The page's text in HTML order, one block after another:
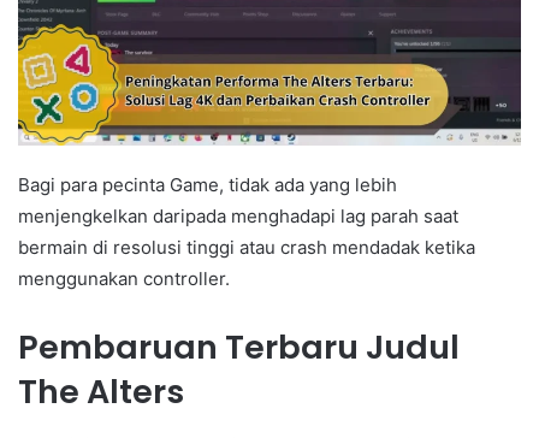
Bagi para pecinta Game, tidak ada yang lebih
menjengkelkan daripada menghadapi lag parah saat
bermain di resolusi tinggi atau crash mendadak ketika
menggunakan controller.
Pembaruan Terbaru Judul
The Alters